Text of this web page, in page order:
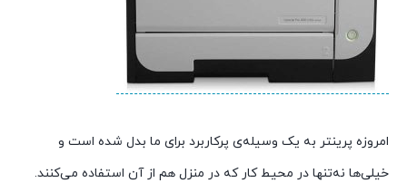
امروزه پرینتر به یک وسیله‌ی پرکاربرد برای ما بدل شده است و
خیلی‌ها نه‌تنها در محیط کار که در منزل هم از آن استفاده می‌کنند.